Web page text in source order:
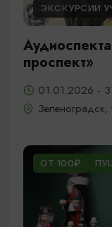
ЭКСКУРСИИ
проспект»
01.01.2026 -
Зеленоградск,
ОТ 100₽